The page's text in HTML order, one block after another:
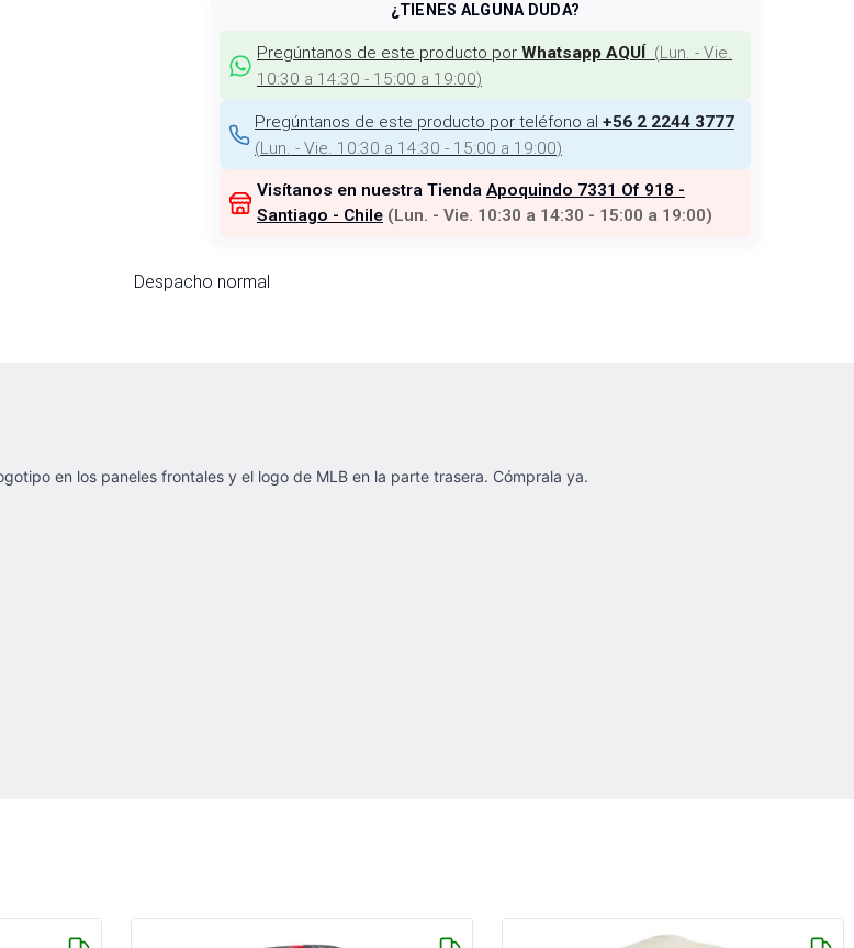
¿TIENES ALGUNA DUDA?
Pregúntanos de este producto por Whatsapp AQUÍ (Lun. - Vie.
10:30 a 14:30 - 15:00 a 19:00)
Pregúntanos de este producto por teléfono al +56 2 2244 3777
(Lun. - Vie. 10:30 a 14:30 - 15:00 a 19:00)
Visítanos en nuestra Tienda Apoquindo 7331 Of 918 -
Santiago - Chile (Lun. - Vie. 10:30 a 14:30 - 15:00 a 19:00)
Despacho normal
en los paneles frontales y el logo de MLB en la parte trasera. Cómprala ya.